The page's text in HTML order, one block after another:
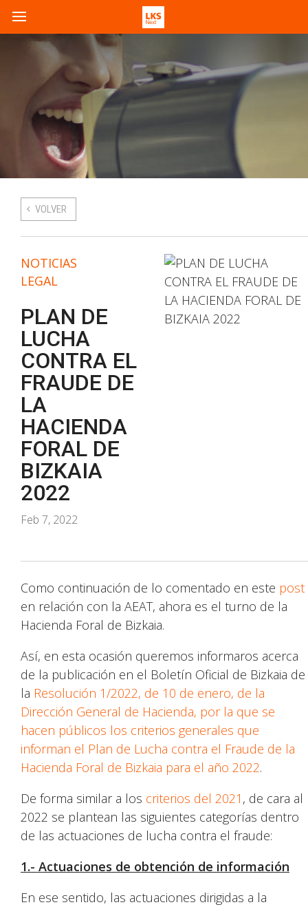
VOLVER
NOTICIAS
LEGAL
PLAN DE
LUCHA
CONTRA EL
FRAUDE DE
LA
HACIENDA
FORAL DE
BIZKAIA
2022
Feb 7, 2022
Como continuación de lo comentado en este post
en relación con la AEAT, ahora es el turno de la
Hacienda Foral de Bizkaia.
Así, en esta ocasión queremos informaros acerca
de la publicación en el Boletín Oficial de Bizkaia de
la Resolución 1/2022, de 10 de enero, de la
Dirección General de Hacienda, por la que se
hacen públicos los criterios generales que
informan el Plan de Lucha contra el Fraude de la
Hacienda Foral de Bizkaia para el año 2022.
De forma similar a los criterios del 2021 , de cara al
2022 se plantean las siguientes categorías dentro
de las actuaciones de lucha contra el fraude:
1.- Actuaciones de obtención de información
En ese sentido, las actuaciones dirigidas a la